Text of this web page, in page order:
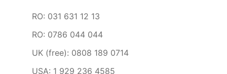
RO: 031 631 12 13
RO: 0786 044 044
UK (free): 0808 189 0714
USA: 1 929 236 4585